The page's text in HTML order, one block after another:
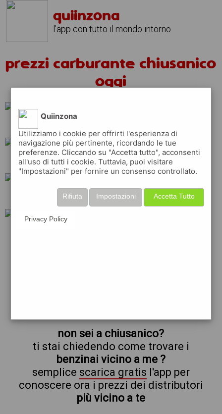
quiinzona
l'app con tutto il mondo intorno
prezzi carburante chiusanico
oggi
tamoil eni erg
ip api
non sei a chiusanico?
ti stai chiedendo come trovare i
benzinai vicino a me ?
semplice scarica gratis l'app per
conoscere ora i prezzi dei distributori
più vicino a te
Quiinzona
Utilizziamo i cookie per offrirti l'esperienza di
navigazione più pertinente, ricordando le tue
preferenze. Cliccando su "Accetta tutto", acconsenti
all'uso di tutti i cookie. Tuttavia, puoi visitare
"Impostazioni" per fornire un consenso controllato.
Accetta Tutto
Impostazioni
Rifiuta
Privacy Policy